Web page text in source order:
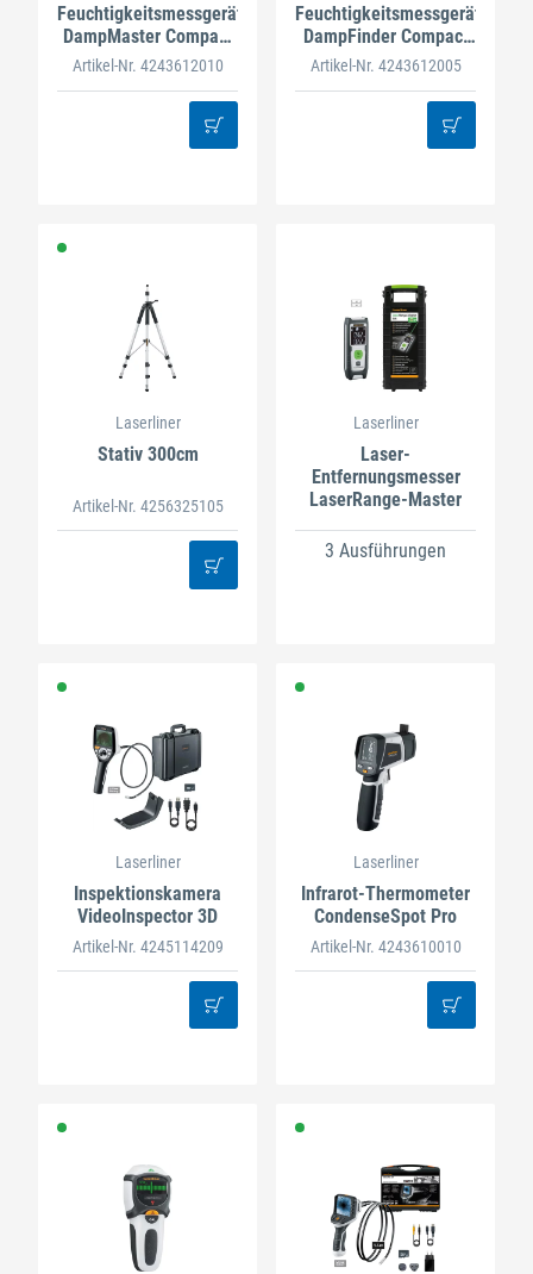
Feuchtigkeitsmessgerät
DampMaster Compact
Plus
Artikel-Nr. 4243612010
Feuchtigkeitsmessgerät
DampFinder Compact
Plus
Artikel-Nr. 4243612005
Laserliner
Stativ 300cm
Artikel-Nr. 4256325105
Laserliner
Laser-
Entfernungsmesser
LaserRange-Master
3 Ausführungen
Laserliner
Inspektionskamera
VideoInspector 3D
Artikel-Nr. 4245114209
Laserliner
Infrarot-Thermometer
CondenseSpot Pro
Artikel-Nr. 4243610010